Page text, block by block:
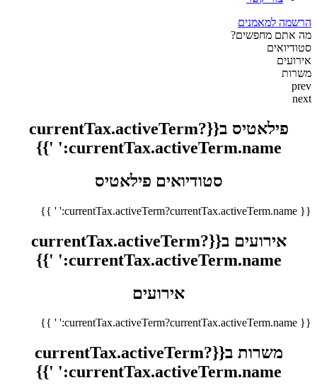
הרשמה למאמנים
מה אתם מחפשים?
סטודיואים
אירועים
משרות
prev
next
פילאטיס ב{{currentTax.activeTerm?
currentTax.activeTerm.name:' '}}
סטודיואים פילאטיס
{{ currentTax.activeTerm?currentTax.activeTerm.name:' ' }}
אירועים ב{{currentTax.activeTerm?
currentTax.activeTerm.name:' '}}
אירועים
{{ currentTax.activeTerm?currentTax.activeTerm.name:' ' }}
משרות ב{{currentTax.activeTerm?
currentTax.activeTerm.name:' '}}